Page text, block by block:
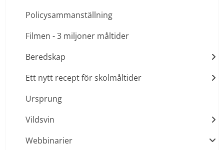
Policysammanställning
Filmen - 3 miljoner måltider
Beredskap
Ett nytt recept för skolmåltider
Ursprung
Vildsvin
Webbinarier